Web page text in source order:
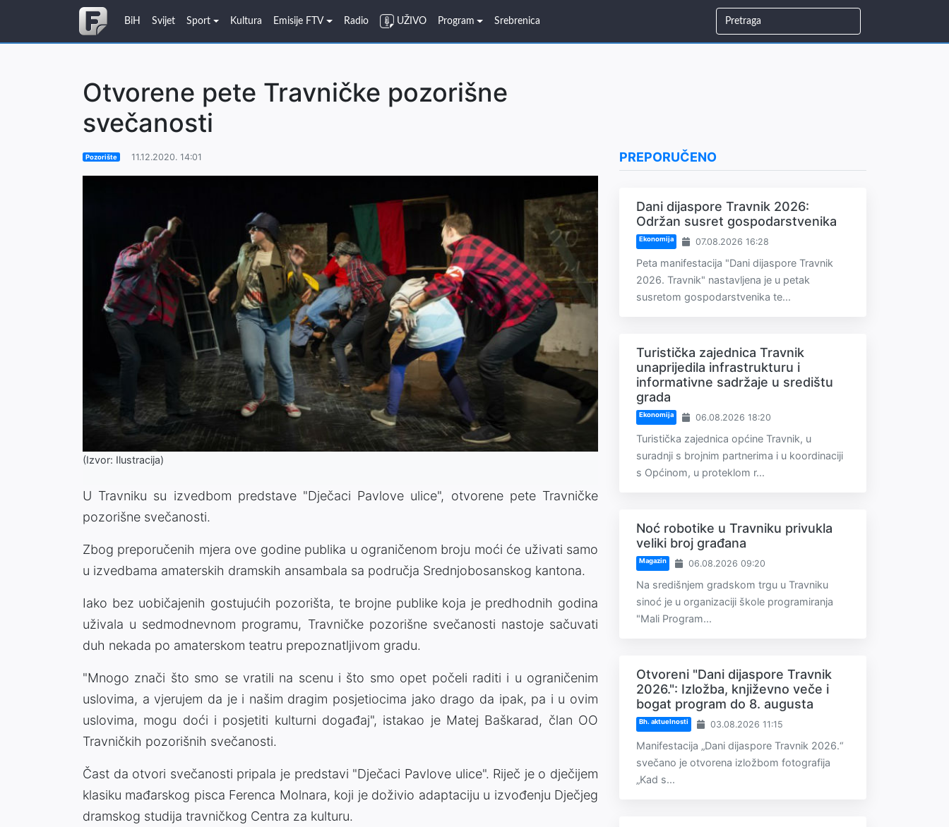
BiH Svijet Sport Kultura Emisije FTV Radio UŽIVO Program Srebrenica
Otvorene pete Travničke pozorišne
svečanosti
Pozorište 11.12.2020. 14:01
(Izvor: Ilustracija)
U Travniku su izvedbom predstave "Dječaci Pavlove ulice", otvorene pete Travničke
pozorišne svečanosti.
Zbog preporučenih mjera ove godine publika u ograničenom broju moći će uživati samo
u izvedbama amaterskih dramskih ansambala sa područja Srednjobosanskog kantona.
Iako bez uobičajenih gostujućih pozorišta, te brojne publike koja je predhodnih godina
uživala u sedmodnevnom programu, Travničke pozorišne svečanosti nastoje sačuvati
duh nekada po amaterskom teatru prepoznatljivom gradu.
"Mnogo znači što smo se vratili na scenu i što smo opet počeli raditi i u ograničenim
uslovima, a vjerujem da je i našim dragim posjetiocima jako drago da ipak, pa i u ovim
uslovima, mogu doći i posjetiti kulturni događaj", istakao je Matej Baškarad, član OO
Travničkih pozorišnih svečanosti.
Čast da otvori svečanosti pripala je predstavi "Dječaci Pavlove ulice". Riječ je o dječijem
klasiku mađarskog pisca Ferenca Molnara, koji je doživio adaptaciju u izvođenju Dječjeg
dramskog studija travničkog Centra za kulturu.
PREPORUČENO
Dani dijaspore Travnik 2026:
Održan susret gospodarstvenika
Ekonomija 07.08.2026 16:28
Peta manifestacija "Dani dijaspore Travnik
2026. Travnik" nastavljena je u petak
susretom gospodarstvenika te...
Turistička zajednica Travnik
unaprijedila infrastrukturu i
informativne sadržaje u središtu
grada
Ekonomija 06.08.2026 18:20
Turistička zajednica općine Travnik, u
suradnji s brojnim partnerima i u koordinaciji
s Općinom, u proteklom r...
Noć robotike u Travniku privukla
veliki broj građana
Magazin 06.08.2026 09:20
Na središnjem gradskom trgu u Travniku
sinoć je u organizaciji škole programiranja
"Mali Program...
Otvoreni "Dani dijaspore Travnik
2026.": Izložba, književno veče i
bogat program do 8. augusta
Bh. aktuelnosti 03.08.2026 11:15
Manifestacija „Dani dijaspore Travnik 2026.“
svečano je otvorena izložbom fotografija
„Kad s...